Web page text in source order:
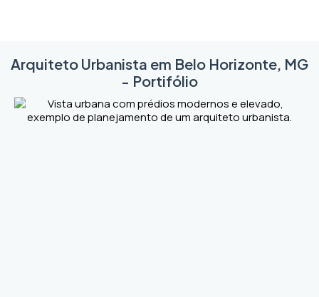
Arquiteto Urbanista em Belo Horizonte, MG
- Portifólio